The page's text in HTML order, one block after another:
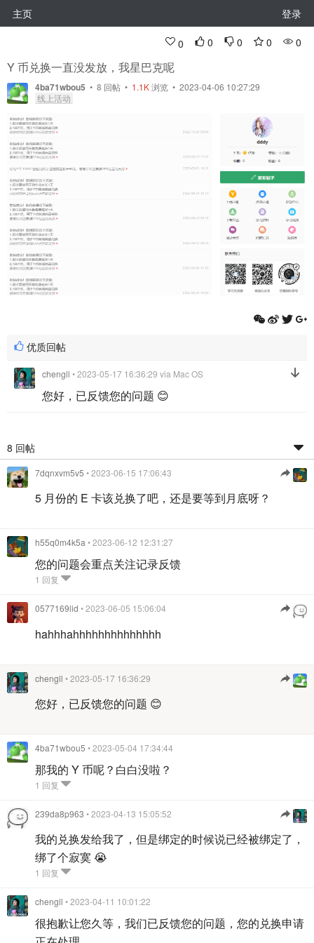
主页 登录
0 0 0 0 0
Y 币兑换一直没发放，我星巴克呢
4ba71wbou5 • 8 回帖 • 1.1K浏览 • 2023-04-06 10:27:29
线上活动
优质回帖
chengll • 2023-05-17 16:36:29 via Mac OS
您好，已反馈您的问题 😊
8 回帖
7dqnxvm5v5 • 2023-06-15 17:06:43
5 月份的 E 卡该兑换了吧，还是要等到月底呀？
h55q0m4k5a • 2023-06-12 12:31:27
您的问题会重点关注记录反馈
1 回复
0577169lid • 2023-06-05 15:06:04
hahhhahhhhhhhhhhhhhh
chengll • 2023-05-17 16:36:29
您好，已反馈您的问题 😊
4ba71wbou5 • 2023-05-04 17:34:44
那我的 Y 币呢？白白没啦？
1 回复
239da8p963 • 2023-04-13 15:05:52
我的兑换发给我了，但是绑定的时候说已经被绑定了，
绑了个寂寞 😭
1 回复
chengll • 2023-04-11 10:01:22
很抱歉让您久等，我们已反馈您的问题，您的兑换申请